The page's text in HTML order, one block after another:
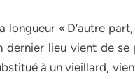
« D’autre
lieu vient de se
à un vieillard,